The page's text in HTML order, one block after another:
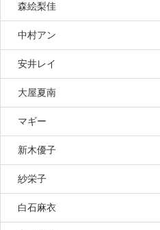
森絵梨佳
中村アン
安井レイ
大屋夏南
マギー
新木優子
紗栄子
白石麻衣